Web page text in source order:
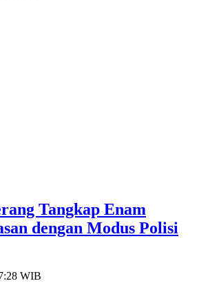
Tangkap Enam
dengan Modus Polisi
WIB